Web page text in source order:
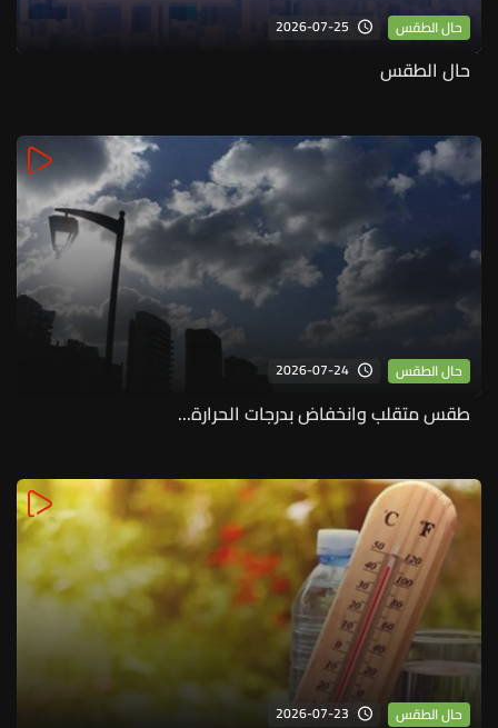
حال الطقس 2026-07-25
حال الطقس
حال الطقس 2026-07-24
طقس متقلب وانخفاض بدرجات الحرارة...
حال الطقس 2026-07-23